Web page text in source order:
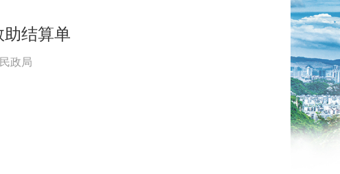
助结算单
政局